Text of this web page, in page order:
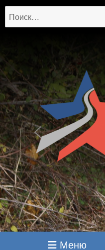
Искать:
Меню